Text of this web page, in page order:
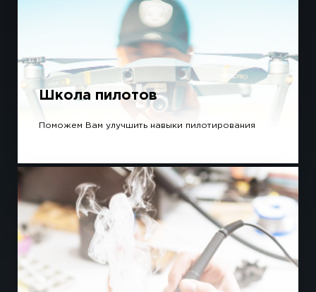
Школа пилотов
Поможем Вам улучшить навыки пилотирования